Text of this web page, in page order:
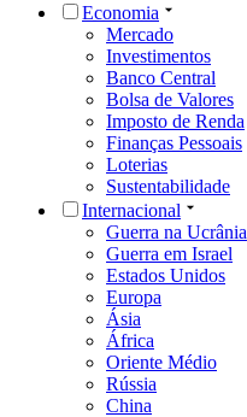
Economia
Mercado
Investimentos
Banco Central
Bolsa de Valores
Imposto de Renda
Finanças Pessoais
Loterias
Sustentabilidade
Internacional
Guerra na Ucrânia
Guerra em Israel
Estados Unidos
Europa
Ásia
África
Oriente Médio
Rússia
China